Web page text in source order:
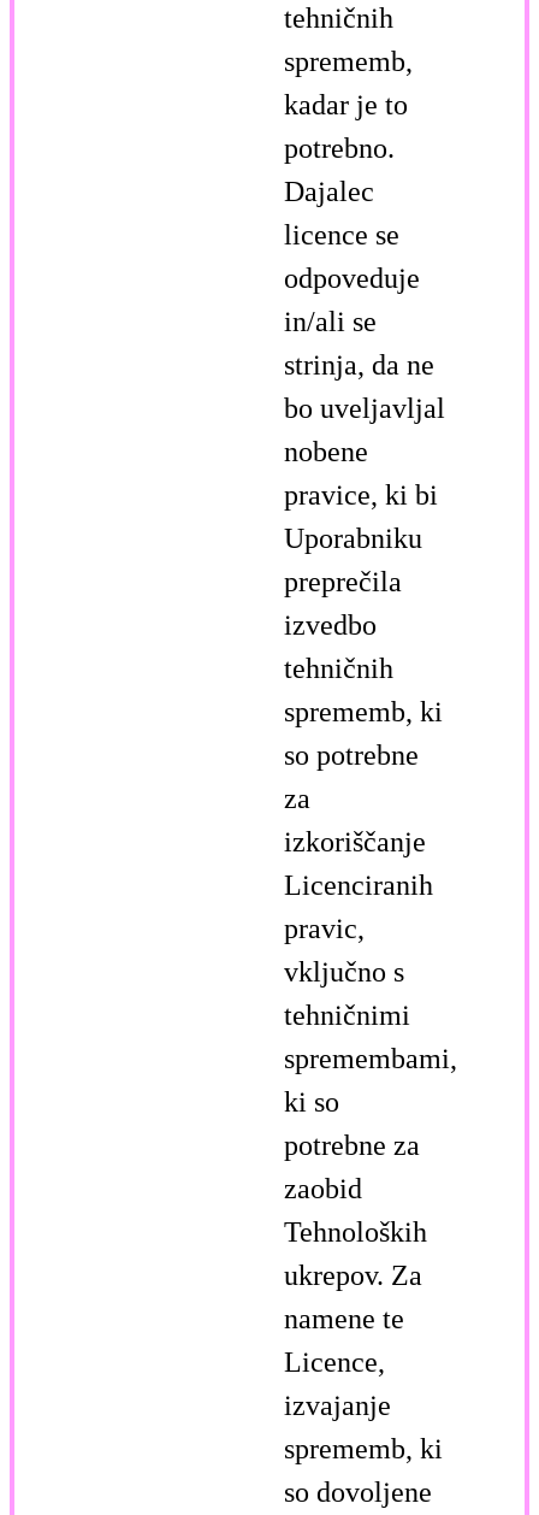
tehničnih
sprememb,
kadar je to
potrebno.
Dajalec
licence se
odpoveduje
in/ali se
strinja, da ne
bo uveljavljal
nobene
pravice, ki bi
Uporabniku
preprečila
izvedbo
tehničnih
sprememb, ki
so potrebne
za
izkoriščanje
Licenciranih
pravic,
vključno s
tehničnimi
spremembami,
ki so
potrebne za
zaobid
Tehnoloških
ukrepov. Za
namene te
Licence,
izvajanje
sprememb, ki
so dovoljene